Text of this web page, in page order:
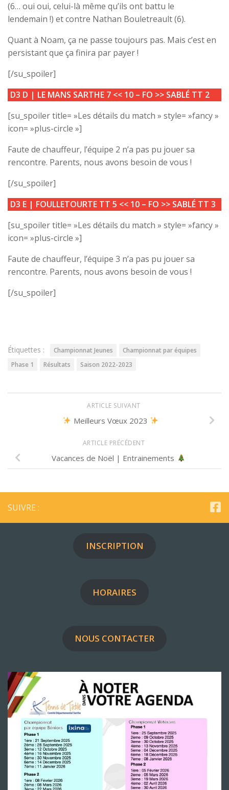
(6… oui oui, celui-là même qu’ils ont battu le
lendemain !) et contre Nathan Bouletreault (6).
Quant à Noam, ça ne passe toujours pas. Mais c’est en
persistant que ça finira par payer !
[/su_spoiler]
D3 D | LE MANS SARTHE 7 << 10 – FO >> SABLÉ TT 2
[su_spoiler title= »Les détails du match » style= »fancy »
icon= »plus-circle »]
Faute de chauffeur, l’équipe 2 n’a pas pu jouer sa
rencontre. Parents, nous avons besoin de vous !
[/su_spoiler]
D3 E | FOULLETOURTE TT 5 << 10 – FO >> SABLÉ TT 3
[su_spoiler title= »Les détails du match » style= »fancy »
icon= »plus-circle »]
Faute de chauffeur, l’équipe 3 n’a pas pu jouer sa
rencontre. Parents, nous avons besoin de vous !
[/su_spoiler]
Étiquettes : Championnat Jeunes
Championnat par équipes
Phase 1
Résultats Saison 2022-2023
ARTICLE SUIVANT
Meilleurs Vœux 2023
ARTICLE PRÉCÉDENT
Vacances de Noël | Entrainements
SUIVRE :
INSCRIPTION
HORAIRES
NOUS CONTACTER